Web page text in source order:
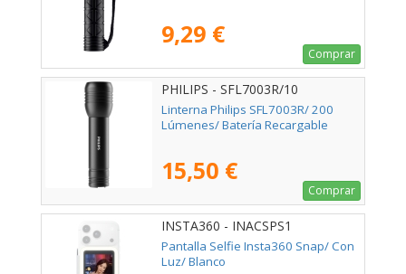
9,29 €
Comprar
PHILIPS - SFL7003R/10
Linterna Philips SFL7003R/ 200
Lúmenes/ Batería Recargable
15,50 €
Comprar
INSTA360 - INACSPS1
Pantalla Selfie Insta360 Snap/ Con
Luz/ Blanco